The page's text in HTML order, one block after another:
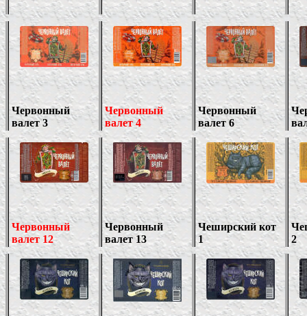
Червонный
валет 3
Червонный
валет4
Червонный
валет6
Червонный
валет 12
Червонный
валет 13
Чеширский кот
1
2